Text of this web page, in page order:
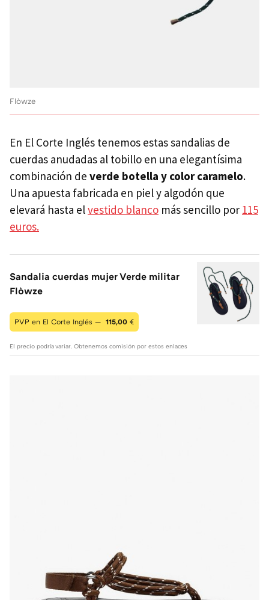
Flòwze
En El Corte Inglés tenemos estas sandalias de
cuerdas anudadas al tobillo en una elegantísima
combinación de verde botella y color caramelo.
Una apuesta fabricada en piel y algodón que
elevará hasta elvestido blanco más sencillo por 115
euros.
Sandalia cuerdas mujer Verde militar
Flòwze
PVP en El Corte Inglés — 115,00 €
El precio podría variar. Obtenemos comisión por estos enlaces